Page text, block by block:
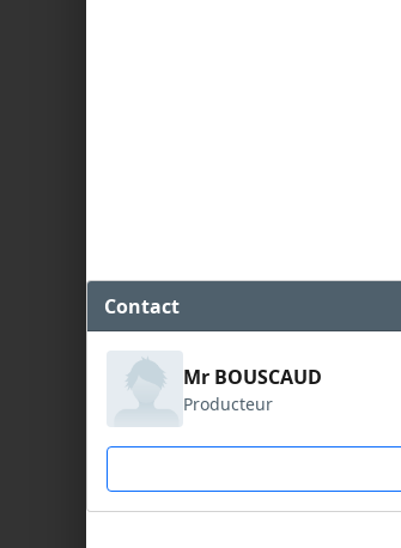
Contact
Mr BOUSCAUD
Producteur